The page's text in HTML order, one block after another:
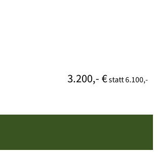
3.200,- €statt6.100,-